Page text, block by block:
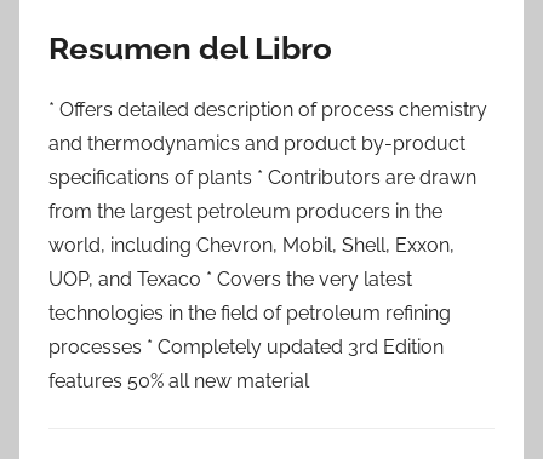
Resumen del Libro
* Offers detailed description of process chemistry
and thermodynamics and product by-product
specifications of plants * Contributors are drawn
from the largest petroleum producers in the
world, including Chevron, Mobil, Shell, Exxon,
UOP, and Texaco * Covers the very latest
technologies in the field of petroleum refining
processes * Completely updated 3rd Edition
features 50% all new material